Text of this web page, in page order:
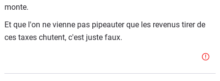
monte.
Et que l'on ne vienne pas pipeauter que les revenus tirer de
ces taxes chutent, c'est juste faux.